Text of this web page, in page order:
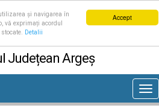
Accept
și navigarea în
vă exprimați acordul
Detalii
Județean Argeș